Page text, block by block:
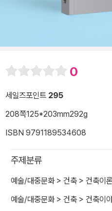
0
세일즈포인트 295
208쪽125*203mm292g
ISBN 9791189534608
주제분류
예술/대중문화> 건축 > 건축이
예술/대중문화> 건축 > 건축이